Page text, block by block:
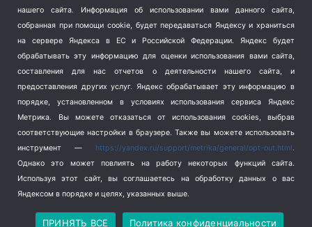
Школа и спорт (2)
Экология (8)
Экономика (1172)
Copyright © 2026
Политика конфиденциальности
нашего сайта. Информация об использовании вами данного сайта,
собранная при помощи cookie, будет передаваться Яндексу и храниться
на сервере Яндекса в ЕС и Российской Федерации. Яндекс будет
обрабатывать эту информацию для оценки использования вами сайта,
составления для нас отчетов о деятельности нашего сайта, и
предоставления других услуг. Яндекс обрабатывает эту информацию в
порядке, установленном в условиях использования сервиса Яндекс
Метрика.
Вы можете отказаться от использования cookies, выбрав
соответствующие настройки в браузере. Также вы можете использовать
инструмент — https://yandex.ru/support/metrika/general/opt-out.html.
Однако это может повлиять на работу некоторых функций сайта.
Используя этот сайт, вы соглашаетесь на обработку данных о вас
Яндексом в порядке и целях, указанных выше.
ПРИНЯТЬ ВСЕ Политика конфиденциальности